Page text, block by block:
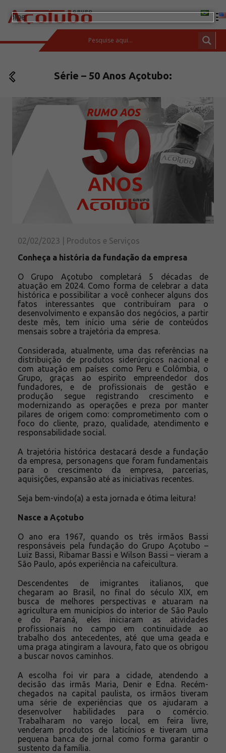
ESPAÇO DO CLIENTE
Produtos
Tubos de aço carbono
Barras de Aço Carbono
Conexões e flanges
Soluções integradas
Incotep – Sistemas de Ancoragem
Qualidade
Planos de Financiamento
Compliance e LGPD
Ouvidoria
ESG
Trabalhe conosco
Série – 50 Anos Açotubo:
02/02/2023 | Produtos e Serviços
Conheça a história da fundação da empresa
O Grupo Açotubo completará 5 décadas de
atuação em 2024. Como forma de celebrar a data
histórica e possibilitar a você conhecer alguns dos
fatos interessantes que contribuíram para o
desenvolvimento e expansão dos negócios, a partir
deste mês, tem início uma série de conteúdos
mensais sobre a trajetória da empresa.
Considerada, atualmente, uma das referências na
distribuição de produtos siderúrgicos nacional e
com atuação em países como Peru e Colômbia, o
Grupo, graças ao espirito empreendedor dos
fundadores, e de profissionais de gestão e
produção segue registrando crescimento e
modernizando as operações e preza por manter
pilares de origem como: comprometimento com o
foco do cliente, prazo, qualidade, atendimento e
responsabilidade social.
A trajetória histórica destacará desde a fundação
da empresa, personagens que foram fundamentais
para o crescimento da empresa, parcerias,
aquisições, expansão até as iniciativas recentes.
Seja bem-vindo(a) a esta jornada e ótima leitura!
Nasce a Açotubo
O ano era 1967, quando os três irmãos Bassi
responsáveis pela fundação do Grupo Açotubo –
Luiz Bassi, Ribamar Bassi e Wilson Bassi – vieram a
São Paulo, após experiência na cafeicultura.
Descendentes de imigrantes italianos, que
chegaram ao Brasil, no final do século XIX, em
busca de melhores perspectivas e atuaram na
agricultura em municípios do interior de São Paulo
e do Paraná, eles iniciaram as atividades
profissionais no campo em continuidade ao
trabalho dos antecedentes, até que uma geada e
uma praga atingiram a lavoura, fato que os obrigou
a buscar novos caminhos.
A escolha foi vir para a cidade, atendendo a
decisão das irmãs Maria, Denir e Edna. Recém-
chegados na capital paulista, os irmãos tiveram
uma série de experiências que os ajudaram a
desenvolver habilidades para o comércio.
Trabalharam no varejo local, em feira livre,
venderam produtos de laticínios e tiveram uma
pequena banca de jornal como forma garantir o
sustento da família.